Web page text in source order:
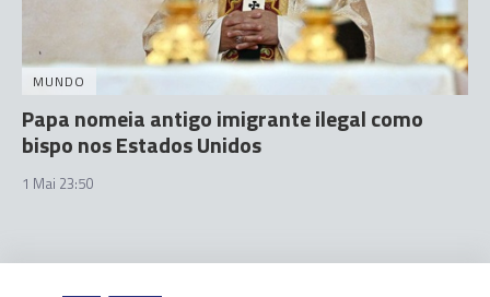
MUNDO
Papa nomeia antigo imigrante ilegal como
bispo nos Estados Unidos
1 Mai 23:50